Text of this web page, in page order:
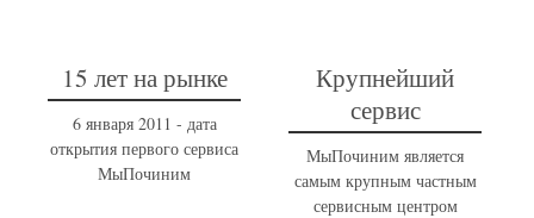
15 лет на рынке
6 января 2011 - дата
открытия первого сервиса
МыПочиним
Крупнейший
сервис
МыПочиним является
самым крупным частным
сервисным центром